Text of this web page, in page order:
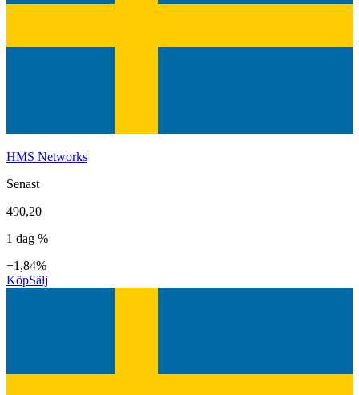
HMS Networks
Senast
490,20
1 dag %
−1,84%
KöpSälj